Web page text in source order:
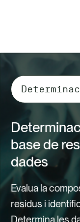
Seleccioneu
el
de
la
pestanya
base de
dades
Evalua la
residus i
Determina les